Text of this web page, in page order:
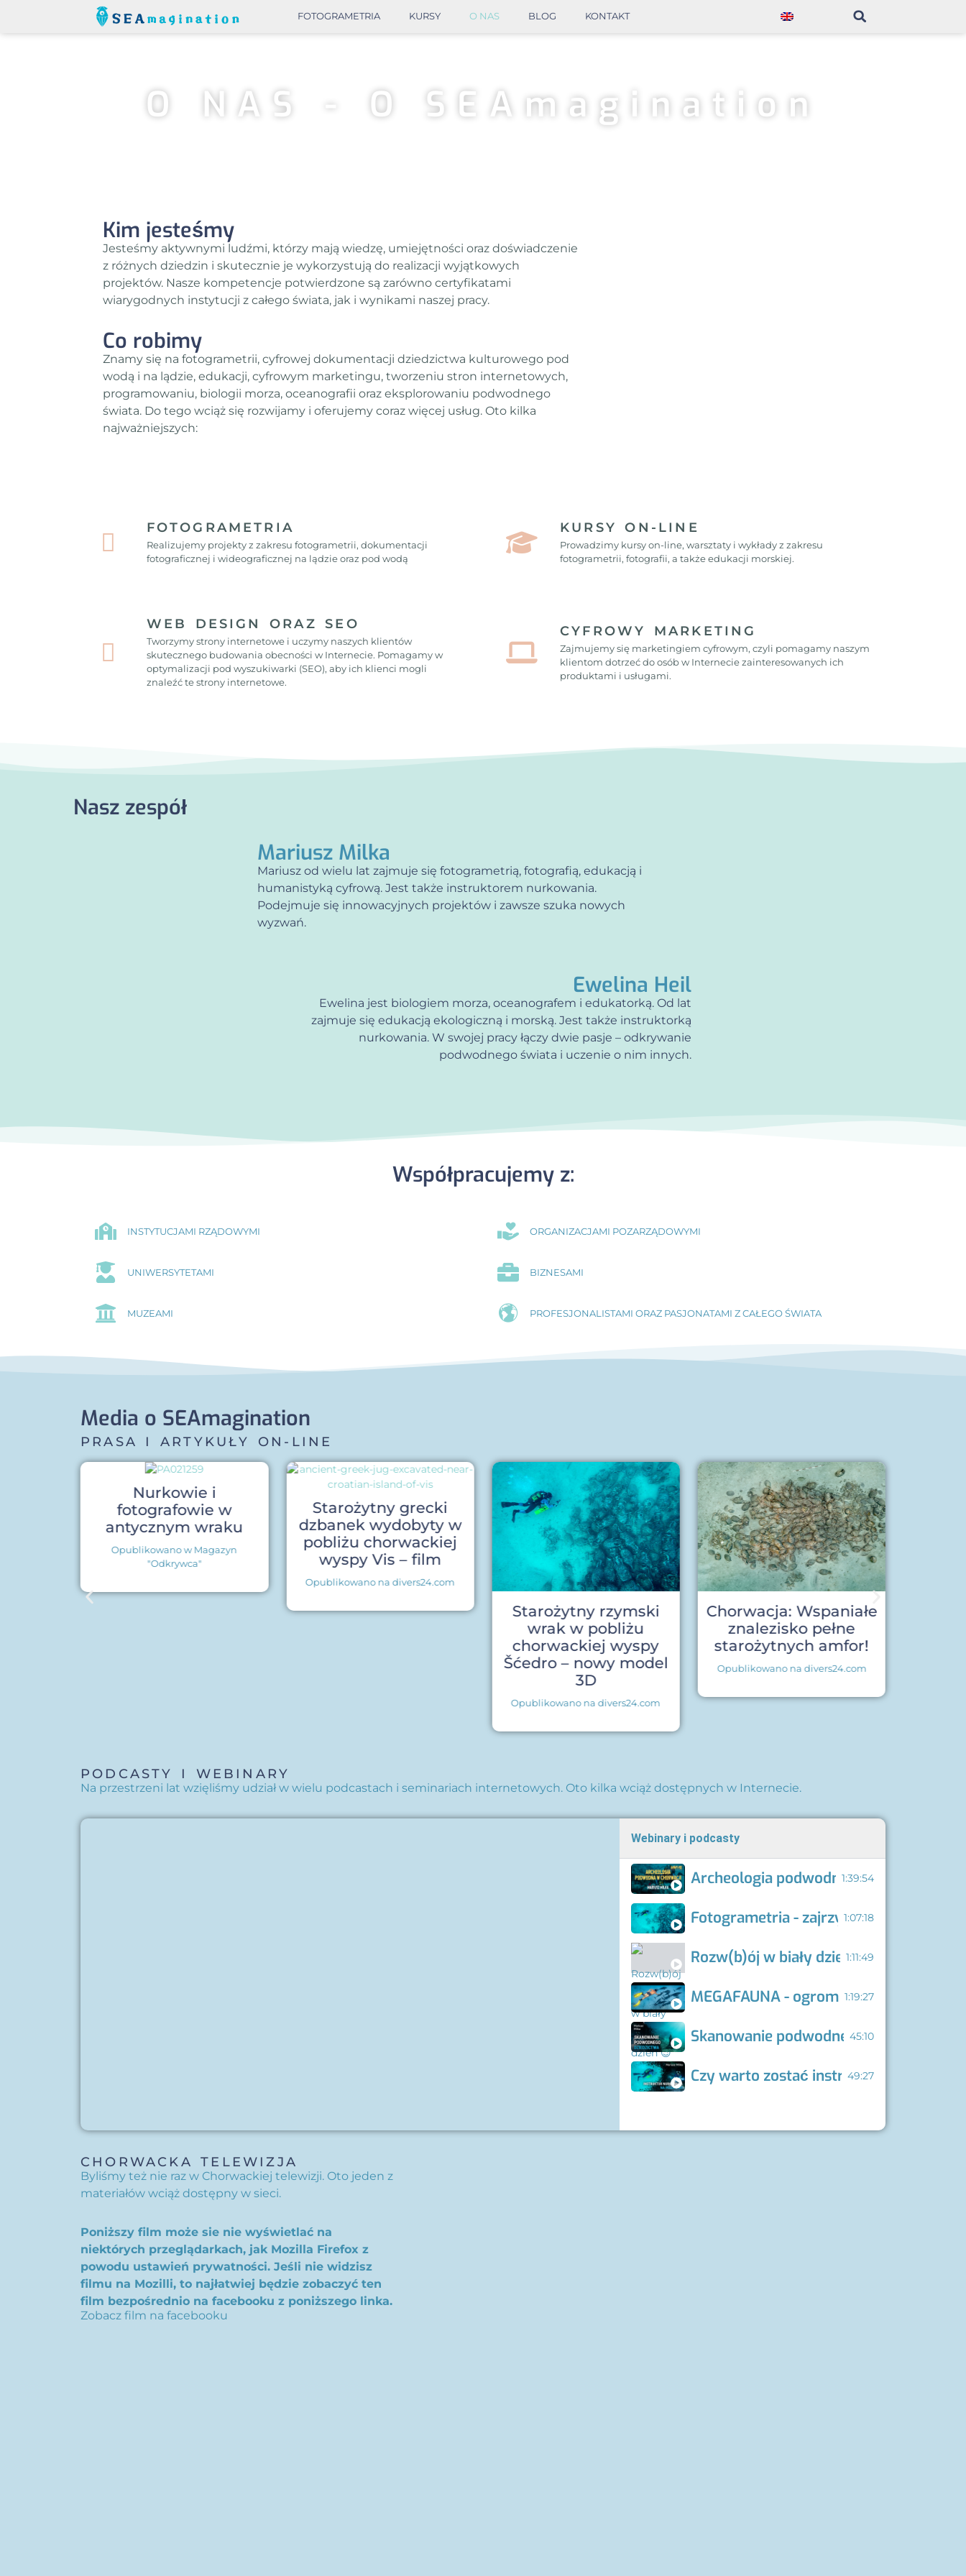
FOTOGRAMETRIA KURSY O NAS BLOG KONTAKT
O NAS - O SEAmagination
Kim jesteśmy
Jesteśmy aktywnymi ludźmi, którzy mają wiedzę, umiejętności oraz doświadczenie
z różnych dziedzin i skutecznie je wykorzystują do realizacji wyjątkowych
projektów. Nasze kompetencje potwierdzone są zarówno certyfikatami
wiarygodnych instytucji z całego świata, jak i wynikami naszej pracy.
Co robimy
Znamy się na fotogrametrii, cyfrowej dokumentacji dziedzictwa kulturowego pod
wodą i na lądzie, edukacji, cyfrowym marketingu, tworzeniu stron internetowych,
programowaniu, biologii morza, oceanografii oraz eksplorowaniu podwodnego
świata. Do tego wciąż się rozwijamy i oferujemy coraz więcej usług. Oto kilka
najważniejszych:
FOTOGRAMETRIA
Realizujemy projekty z zakresu fotogrametrii, dokumentacji
fotograficznej i wideograficznej na lądzie oraz pod wodą
KURSY ON-LINE
Prowadzimy kursy on-line, warsztaty i wykłady z zakresu
fotogrametrii, fotografii, a także edukacji morskiej.
WEB DESIGN ORAZ SEO
Tworzymy strony internetowe i uczymy naszych klientów
skutecznego budowania obecności w Internecie. Pomagamy w
optymalizacji pod wyszukiwarki (SEO), aby ich klienci mogli
znaleźć te strony internetowe.
CYFROWY MARKETING
Zajmujemy się marketingiem cyfrowym, czyli ​​pomagamy naszym
klientom dotrzeć do osób w Internecie zainteresowanych ich
produktami i usługami.
Nasz zespół
Mariusz Milka
Mariusz od wielu lat zajmuje się fotogrametrią, fotografią, edukacją i
humanistyką cyfrową. Jest także instruktorem nurkowania.
Podejmuje się innowacyjnych projektów i zawsze szuka nowych
wyzwań.
Ewelina Heil
Ewelina jest biologiem morza, oceanografem i edukatorką. Od lat
zajmuje się edukacją ekologiczną i morską. Jest także instruktorką
nurkowania. W swojej pracy łączy dwie pasje – odkrywanie
podwodnego świata i uczenie o nim innych.
Współpracujemy z:
INSTYTUCJAMI RZĄDOWYMI
UNIWERSYTETAMI
MUZEAMI
ORGANIZACJAMI POZARZĄDOWYMI
BIZNESAMI
PROFESJONALISTAMI ORAZ PASJONATAMI Z CAŁEGO ŚWIATA
Media o SEAmagination
PRASA I ARTYKUŁY ON-LINE
Nurkowie i
fotografowie w
antycznym wraku
Opublikowano w Magazyn
"Odkrywca"
Starożytny grecki
dzbanek wydobyty w
pobliżu chorwackiej
wyspy Vis – film
Opublikowano na divers24.com
Starożytny rzymski
wrak w pobliżu
chorwackiej wyspy
Šćedro – nowy model
3D
Opublikowano na divers24.com
Chorwacja: Wspaniałe
znalezisko pełne
starożytnych amfor!
Opublikowano na divers24.com
PODCASTY I WEBINARY
Na przestrzeni lat wzięliśmy udział w wielu podcastach i seminariach internetowych. Oto kilka wciąż dostępnych w Internecie.
Webinary i podcasty
Archeologia podwodna u wybrzeży
1:39:54
Fotogrametria - zajrzyj do wraku nie
1:07:18
Rozw(b)ój w biały dzień 😉
1:11:49
MEGAFAUNA - ogromne i
1:19:27
Skanowanie podwodnego dziedzictwa
45:10
Czy warto zostać instruktorem
49:27
CHORWACKA TELEWIZJA
Byliśmy też nie raz w Chorwackiej telewizji. Oto jeden z
materiałów wciąż dostępny w sieci.
Poniższy film może sie nie wyświetlać na
niektórych przeglądarkach, jak Mozilla Firefox z
powodu ustawień prywatności. Jeśli nie widzisz
filmu na Mozilli, to najłatwiej będzie zobaczyć ten
film bezpośrednio na facebooku z poniższego linka.
Zobacz film na facebooku